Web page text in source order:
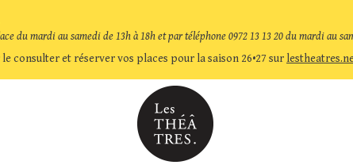
du mardi au samedi de 13h à 18h et par téléphone 0972 13 13 20 du mardi au
consulter et réserver vos places pour la saison 26•27 sur